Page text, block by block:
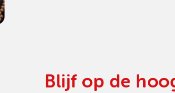
Blijf op de